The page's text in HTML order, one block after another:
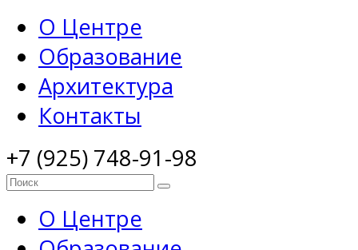
О Центре
Образование
Архитектура
Контакты
+7 (925) 748-91-98
О Центре